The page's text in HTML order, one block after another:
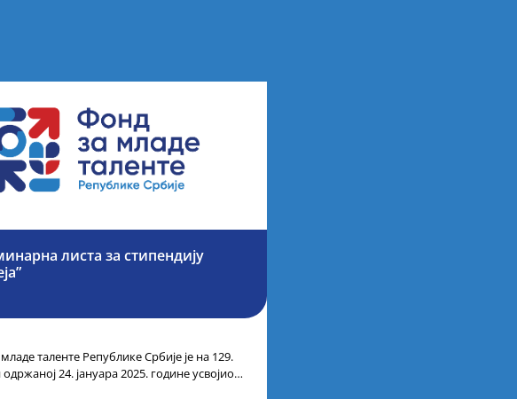
листа за стипендију
таленте Републике Србије је на 129.
24. јануара 2025. године усвојио